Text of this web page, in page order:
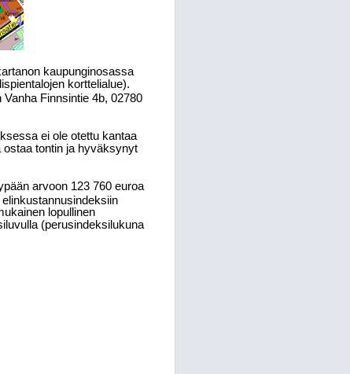
kaupunginosassa
korttelialue).
Vanha Finnsintie 4b, 02780
ei ole otettu kantaa
ostaa tontin ja hyväksynyt
arvoon 123 760 euroa
lopullinen
(perusindeksilukuna